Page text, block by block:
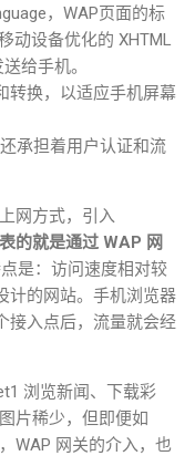
， WAP页面的标
动设备优化的 XHTML
给手机。
转换，以适应手机屏幕
承担着用户认证和流
网方式，引入
的就是通过 WAP 网
是：访问速度相对较
计的网站。手机浏览器
接入点后，流量就会经
浏览新闻、下载彩
片稀少，但即便如
WAP 网关的介入，也